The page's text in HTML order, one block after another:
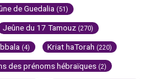
de Guedalia (51)
Jeûne du 17 Tamouz (270)
(4) Kriat haTorah (220)
des prénoms hébraïques (2)